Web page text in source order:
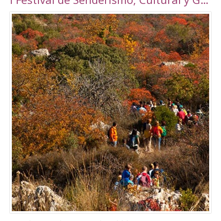
Torrepalma ***, con unas novedosas y amplias
instalaciones inauguradas en 2010, con una
superficie total de 6889 m2. Amplio abanico
de actividades tanto libres como dirigidas.
Tarifas Las tarifas para entradas individuales y
de forma puntual tienen un importe de
5,00€. También existe la posibilidad de
adquirir un Bono de 10 usos (válido durante 90
días) a un precio de 40,00€. Tanto el ticket
como el Bono son de uso personal e
intransferible. Con acceso durante todo el día
en los horarios abajo indicados. El precio de la
entrada a la piscina para un adulto es de 3,50€.
Para consultar el resto de precios y horarios
sigan este enlace:
http://alcalalarealesdeporte.com/tarifas/
Piscina Este centro cuenta, además de con el